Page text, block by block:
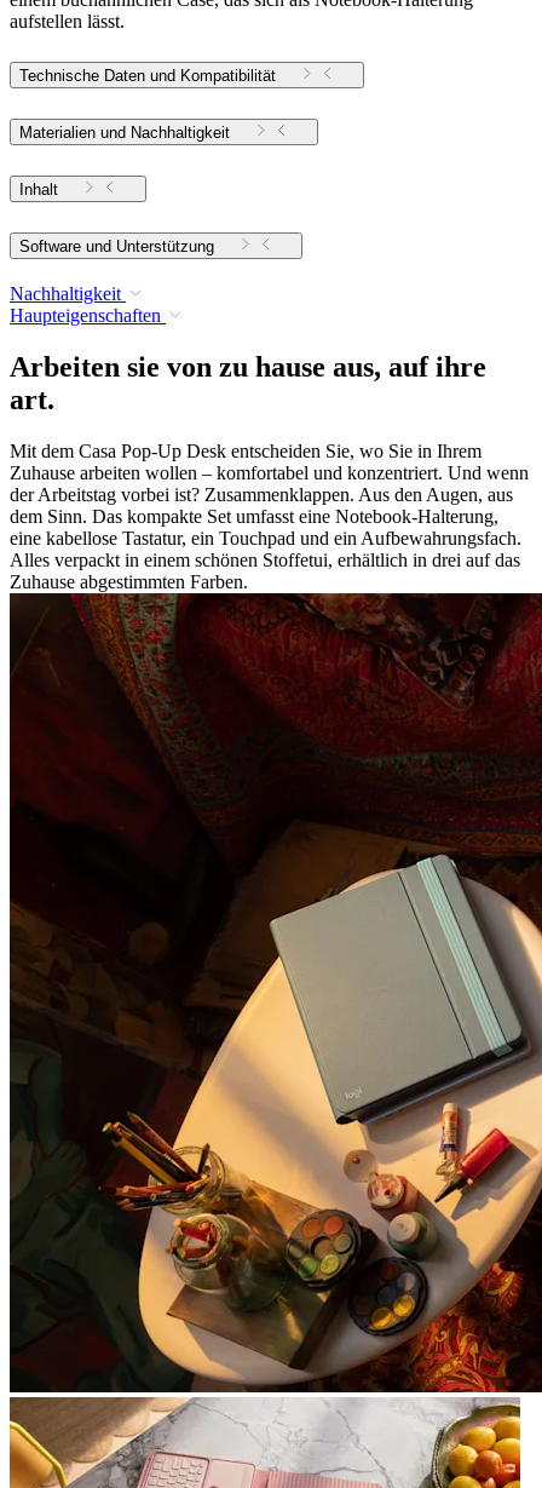
aufstellen lässt.
Technische Daten und Kompatibilität
Materialien und Nachhaltigkeit
Inhalt
Software und Unterstützung
Nachhaltigkeit
Haupteigenschaften
Arbeiten sie von zu hause aus, auf ihre
art.
Mit dem Casa Pop-Up Desk entscheiden Sie, wo Sie in Ihrem
Zuhause arbeiten wollen – komfortabel und konzentriert. Und wenn
der Arbeitstag vorbei ist? Zusammenklappen. Aus den Augen, aus
dem Sinn. Das kompakte Set umfasst eine Notebook-Halterung,
eine kabellose Tastatur, ein Touchpad und ein Aufbewahrungsfach.
Alles verpackt in einem schönen Stoffetui, erhältlich in drei auf das
Zuhause abgestimmten Farben.